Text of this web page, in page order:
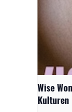
Wise
Kulturen